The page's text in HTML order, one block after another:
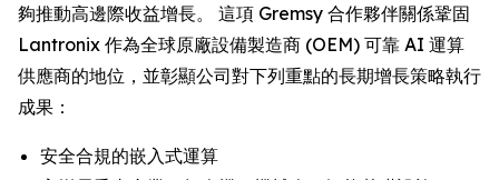
夠推動高邊際收益增長。 這項 Gremsy 合作夥伴關係鞏固
Lantronix 作為全球原廠設備製造商 (OEM) 可靠 AI 運算
供應商的地位，並彰顯公司對下列重點的長期增長策略執行
成果：
安全合規的嵌入式運算